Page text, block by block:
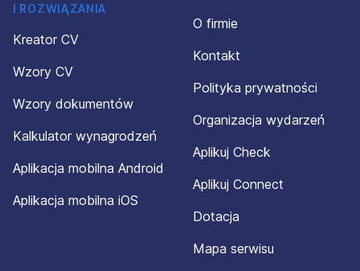
I ROZWIĄZANIA
Kreator CV
Wzory CV
Wzory dokumentów
Kalkulator wynagrodzeń
Aplikacja mobilna Android
Aplikacja mobilna iOS
O firmie
Kontakt
Polityka prywatności
Organizacja wydarzeń
Aplikuj Check
Aplikuj Connect
Dotacja
Mapa serwisu